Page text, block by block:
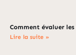
Comment évaluer
Lire la suite »